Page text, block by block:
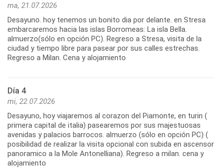
ma, 21.07.2026
Desayuno. hoy tenemos un bonito dia por delante. en Stresa
embarcaremos hacia las islas Borromeas: La isla Bella.
almuerzo(sólo en opción PC). Regreso a Stresa, visita de la
ciudad y tiempo libre para pasear por sus calles estrechas.
Regreso a Milan. Cena y alojamiento
Día 4
mi, 22.07.2026
Desayuno, hoy viajaremos al corazon del Piamonte, en turin (
primera capital de italia) pasearemos por sus majestuosas
avenidas y palacios barrocos. almuerzo (sólo en opción PC) (
posibilidad de realizar la visita opcional con subida en ascensor
panoramico a la Mole Antonelliana). Regreso a milan. cena y
alojamiento